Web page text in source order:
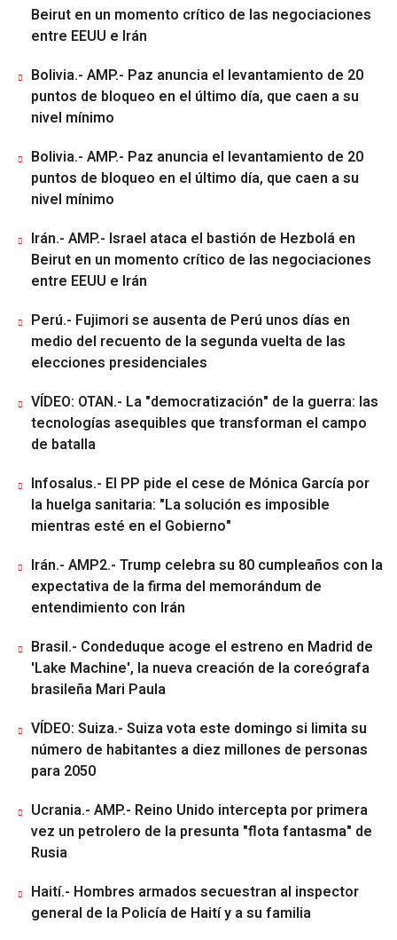
Beirut en un momento crítico de las negociaciones
entre EEUU e Irán
Bolivia.- AMP.- Paz anuncia el levantamiento de 20
puntos de bloqueo en el último día, que caen a su
nivel mínimo
Bolivia.- AMP.- Paz anuncia el levantamiento de 20
puntos de bloqueo en el último día, que caen a su
nivel mínimo
Irán.- AMP.- Israel ataca el bastión de Hezbolá en
Beirut en un momento crítico de las negociaciones
entre EEUU e Irán
Perú.- Fujimori se ausenta de Perú unos días en
medio del recuento de la segunda vuelta de las
elecciones presidenciales
VÍDEO: OTAN.- La "democratización" de la guerra: las
tecnologías asequibles que transforman el campo
de batalla
Infosalus.- El PP pide el cese de Mónica García por
la huelga sanitaria: "La solución es imposible
mientras esté en el Gobierno"
Irán.- AMP2.- Trump celebra su 80 cumpleaños con la
expectativa de la firma del memorándum de
entendimiento con Irán
Brasil.- Condeduque acoge el estreno en Madrid de
'Lake Machine', la nueva creación de la coreógrafa
brasileña Mari Paula
VÍDEO: Suiza.- Suiza vota este domingo si limita su
número de habitantes a diez millones de personas
para 2050
Ucrania.- AMP.- Reino Unido intercepta por primera
vez un petrolero de la presunta "flota fantasma" de
Rusia
Haití.- Hombres armados secuestran al inspector
general de la Policía de Haití y a su familia